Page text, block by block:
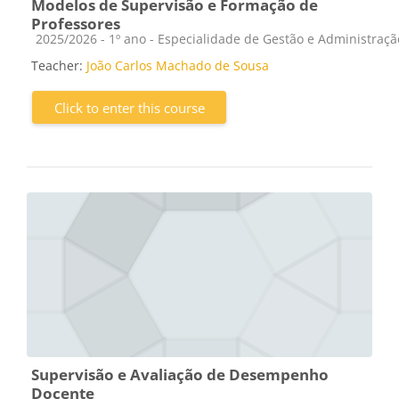
Modelos de Supervisão e Formação de
Professores
Course category
2025/2026 - 1º ano - Especialidade de Gestão e
Teacher: João Carlos Machado de Sousa
Click to enter this course
Supervisão e Avaliação de Desempenho
Docente